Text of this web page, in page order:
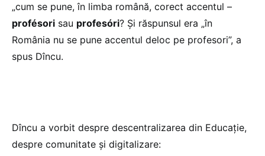
„cum se pune, în limba română, corect accentul –
profésori sau profesóri? Și răspunsul era „în
România nu se pune accentul deloc pe profesori”, a
spus Dîncu.
Dîncu a vorbit despre descentralizarea din Educație,
despre comunitate și digitalizare: